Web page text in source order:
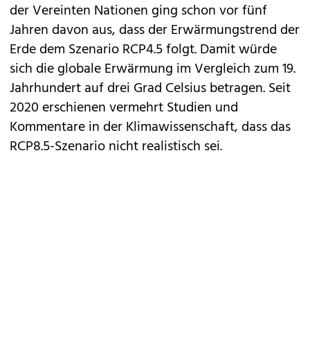
der Vereinten Nationen ging schon vor fünf
Jahren davon aus, dass der Erwärmungstrend der
Erde dem Szenario RCP4.5 folgt. Damit würde
sich die globale Erwärmung im Vergleich zum 19.
Jahrhundert auf drei Grad Celsius betragen. Seit
2020 erschienen vermehrt Studien und
Kommentare in der Klimawissenschaft, dass das
RCP8.5-Szenario nicht realistisch sei.